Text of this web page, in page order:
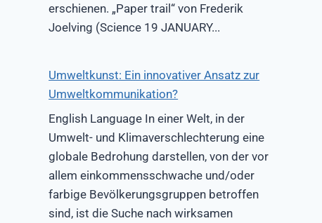
erschienen. „Paper trail“ von Frederik
Joelving (Science 19 JANUARY...
Umweltkunst: Ein innovativer Ansatz zur
Umweltkommunikation?
English Language In einer Welt, in der
Umwelt- und Klimaverschlechterung eine
globale Bedrohung darstellen, von der vor
allem einkommensschwache und/oder
farbige Bevölkerungsgruppen betroffen
sind, ist die Suche nach wirksamen